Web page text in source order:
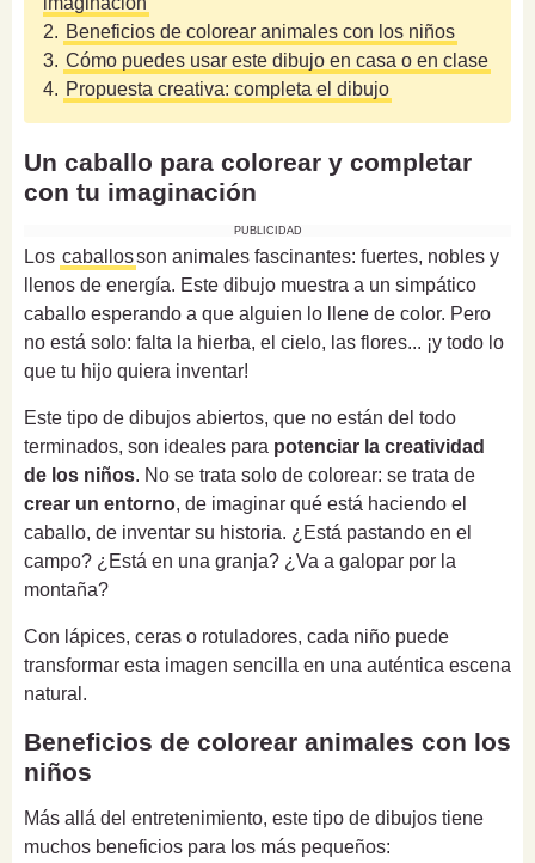
2. Beneficios de colorear animales con los niños
3. Cómo puedes usar este dibujo en casa o en clase
4. Propuesta creativa: completa el dibujo
Un caballo para colorear y completar
con tu imaginación
PUBLICIDAD
Los caballosson animales fascinantes: fuertes, nobles y
llenos de energía. Este dibujo muestra a un simpático
caballo esperando a que alguien lo llene de color. Pero
no está solo: falta la hierba, el cielo, las flores... ¡y todo lo
que tu hijo quiera inventar!
Este tipo de dibujos abiertos, que no están del todo
terminados, son ideales para potenciar la creatividad
de los niños. No se trata solo de colorear: se trata de
crear un entorno, de imaginar qué está haciendo el
caballo, de inventar su historia. ¿Está pastando en el
campo? ¿Está en una granja? ¿Va a galopar por la
montaña?
Con lápices, ceras o rotuladores, cada niño puede
transformar esta imagen sencilla en una auténtica escena
natural.
Beneficios de colorear animales con los
niños
Más allá del entretenimiento, este tipo de dibujos tiene
muchos beneficios para los más pequeños: